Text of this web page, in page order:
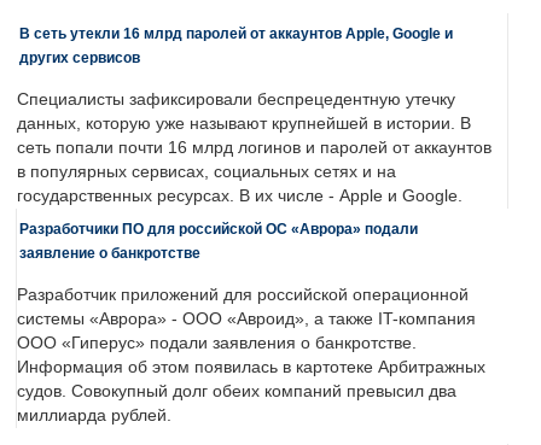
В сеть утекли 16 млрд паролей от аккаунтов Apple, Google и
других сервисов
Специалисты зафиксировали беспрецедентную утечку
данных, которую уже называют крупнейшей в истории. В
сеть попали почти 16 млрд логинов и паролей от аккаунтов
в популярных сервисах, социальных сетях и на
государственных ресурсах. В их числе - Apple и Google.
Разработчики ПО для российской ОС «Аврора» подали
заявление о банкротстве
Разработчик приложений для российской операционной
системы «Аврора» - ООО «Авроид», а также IT-компания
ООО «Гиперус» подали заявления о банкротстве.
Информация об этом появилась в картотеке Арбитражных
судов. Совокупный долг обеих компаний превысил два
миллиарда рублей.